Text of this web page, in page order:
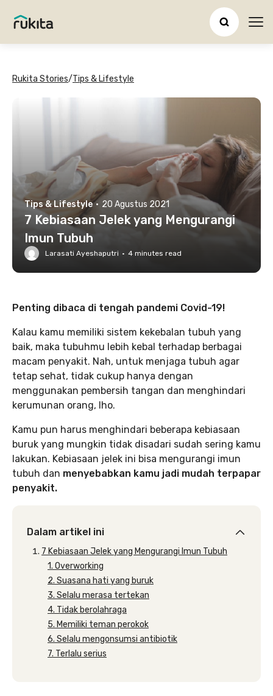
Rukita Stories/Tips & Lifestyle
Tips & Lifestyle · 20 Agustus 2021
7 Kebiasaan Jelek yang Mengurangi
Imun Tubuh
Larasati Ayeshaputri · 4 minutes read
Penting dibaca di tengah pandemi Covid-19!
Kalau kamu memiliki sistem kekebalan tubuh yang
baik, maka tubuhmu lebih kebal terhadap berbagai
macam penyakit. Nah, untuk menjaga tubuh agar
tetap sehat, tidak cukup hanya dengan
menggunakan pembersih tangan dan menghindari
kerumunan orang, lho.
Kamu pun harus menghindari beberapa kebiasaan
buruk yang mungkin tidak disadari sudah sering kamu
lakukan. Kebiasaan jelek ini bisa mengurangi imun
tubuh dan menyebabkan kamu jadi mudah terpapar
penyakit.
Dalam artikel ini
7 Kebiasaan Jelek yang Mengurangi Imun Tubuh
1. Overworking
2. Suasana hati yang buruk
3. Selalu merasa tertekan
4. Tidak berolahraga
5. Memiliki teman perokok
6. Selalu mengonsumsi antibiotik
7. Terlalu serius